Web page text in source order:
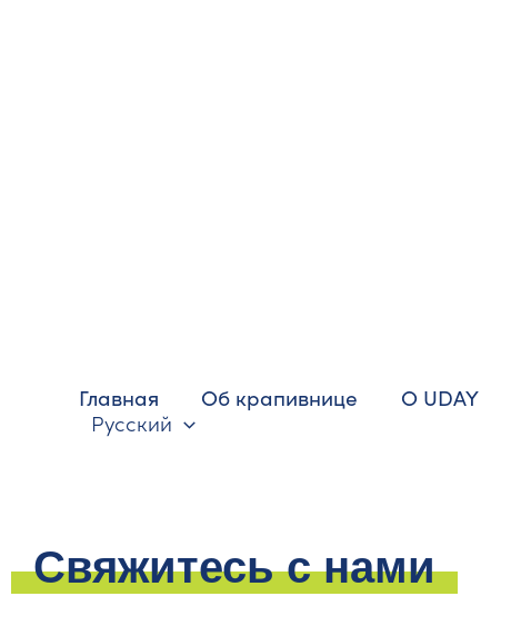
Главная Об крапивнице О UDAY
Русский
Свяжитесь с нами